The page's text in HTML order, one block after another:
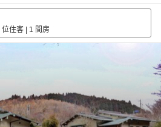
位住客 | 1 間房